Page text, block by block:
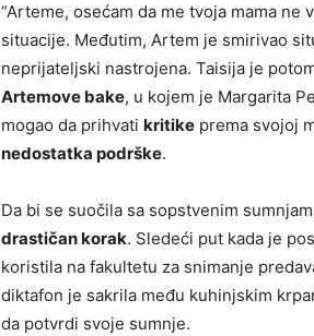
“Arteme, osećam da me tvoja mama
situacije. Međutim, Artem je smirivao
neprijateljski nastrojena. Taisija je
Artemove bake, u kojem je Margarita
mogao da prihvati kritike prema svojoj
nedostatka podrške.
Da bi se suočila sa sopstvenim
drastičan korak. Sledeći put kada je
koristila na fakultetu za snimanje
diktafon je sakrila među kuhinjskim
da potvrdi svoje sumnje.